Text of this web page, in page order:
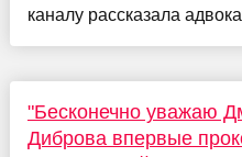
каналу рассказала
"Бесконечно уважаю
Диброва впервые